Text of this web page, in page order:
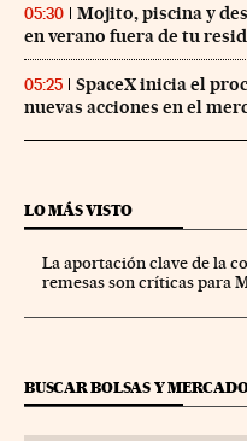
05:30
Mojito, piscina y
en verano fuera de tu
05:25
SpaceX inicia el
nuevas acciones en el
LO MÁS VISTO
La aportación clave de la
remesas son críticas para
BUSCAR BOLSAS Y